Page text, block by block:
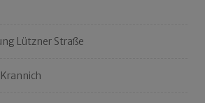
Lützner Straße